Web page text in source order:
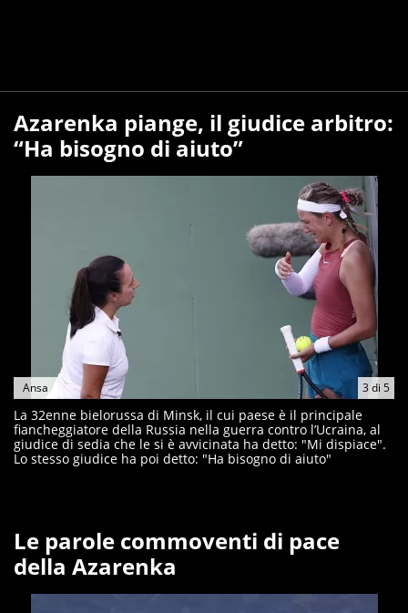
Azarenka piange, il giudice arbitro:
“Ha bisogno di aiuto”
3di 5
Ansa
La 32enne bielorussa di Minsk, il cui paese è il principale
fiancheggiatore della Russia nella guerra contro l’Ucraina, al
giudice di sedia che le si è avvicinata ha detto: "Mi dispiace".
Lo stesso giudice ha poi detto: "Ha bisogno di aiuto"
Le parole commoventi di pace
della Azarenka